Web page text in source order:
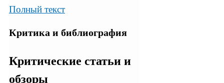
Полный текст
Критика и библиография
Критические статьи и
обзоры